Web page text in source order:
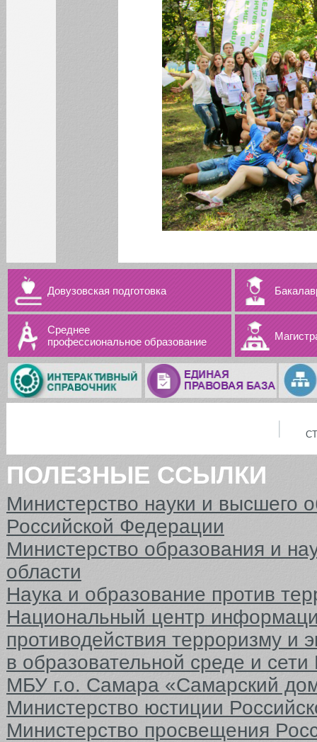
Довузовская подготовка
Среднее
профессиональное образование
ПОЛЕЗНЫЕ ССЫЛКИ
Министерство науки и высшего
Российской Федерации
Министерство образования и
области
Наука и образование против
Национальный центр
противодействия терроризму и
в образовательной среде и сети
МБУ г.о. Самара «Самарский
Министерство юстиции
Министерство просвещения